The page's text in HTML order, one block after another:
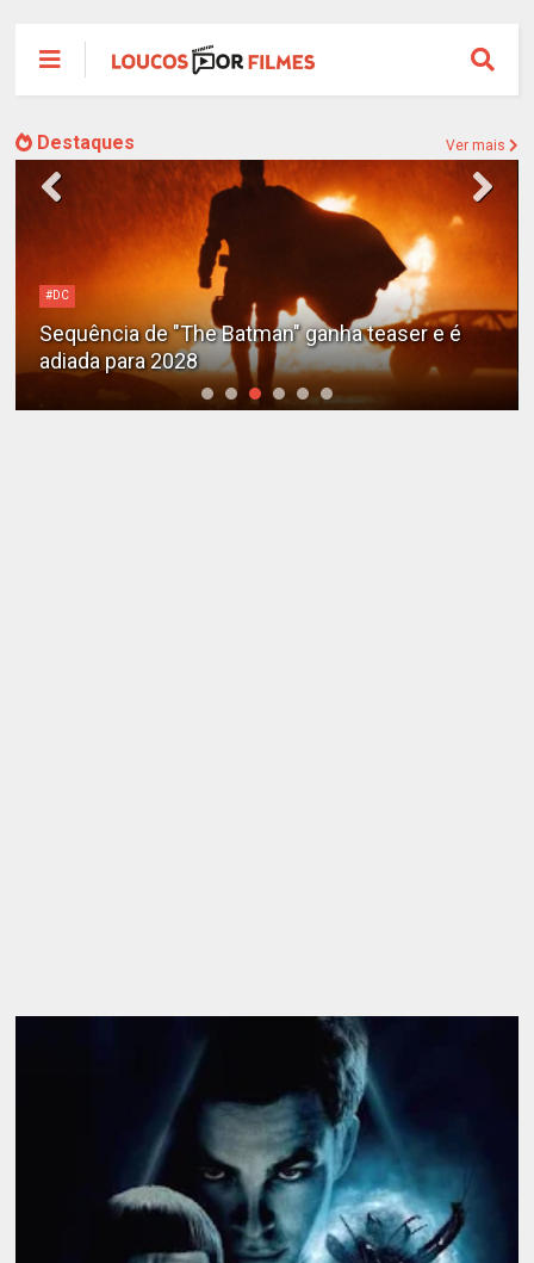
Destaques Ver mais
Alejandro G. Iñárritu
Tom Cruise surge totalmente irreconhecível e
calvo no trailer caótico de 'Digger'